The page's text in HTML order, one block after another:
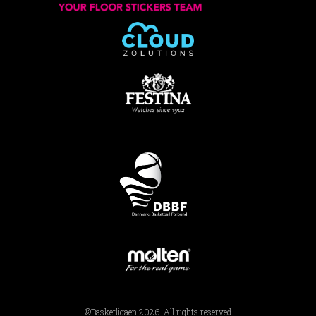
©Basketligaen 2026. All rights reserved